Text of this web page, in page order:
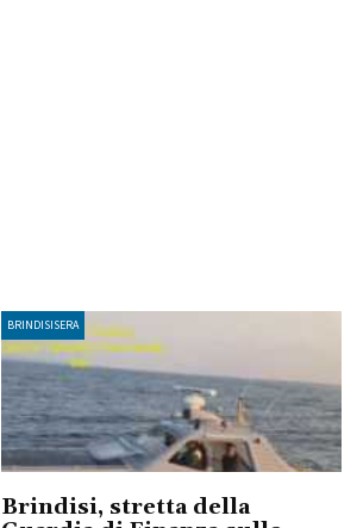
BRINDISISERA
Brindisi, stretta della